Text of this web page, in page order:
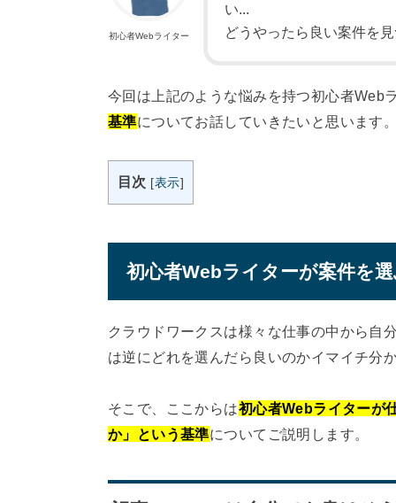
初心者Webライター
い...
どうやったら良い案件を
今回は上記のような悩みを持つ初心者Web
基準についてお話していきたいと思います
目次 [表示]
初心者Webライターが案件を
クラウドワークスは様々な仕事の中から自
は逆にどれを選んだら良いのかイマイチ分
そこで、ここからは初心者Webライターが
か」という基準についてご説明します。